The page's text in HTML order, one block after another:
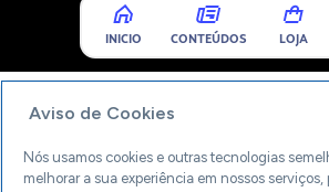
INICIO CONTEÚDOS LOJA
Aviso de Cookies
Nós usamos cookies e outras tecnologias
melhorar a sua experiência em nossos serviços,